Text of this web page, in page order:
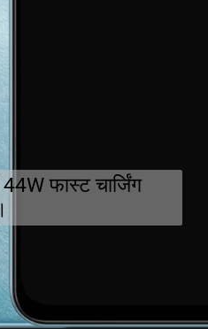
फास्ट चार्जिंग